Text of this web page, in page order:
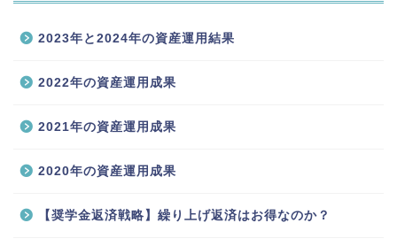
2023年と2024年の資産運用結果
2022年の資産運用成果
2021年の資産運用成果
2020年の資産運用成果
【奨学金返済戦略】繰り上げ返済はお得なのか？